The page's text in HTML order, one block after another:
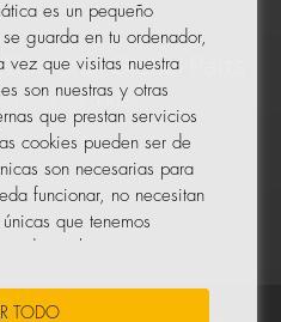
es un pequeño
guarda en tu ordenador,
vez que visitas nuestra
son nuestras y otras
que prestan servicios
cookies pueden ser de
son necesarias para
funcionar, no necesitan
que tenemos
TODO